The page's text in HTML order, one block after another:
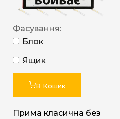
Фасування:
Блок
Ящик
В Кошик
Прима класична без